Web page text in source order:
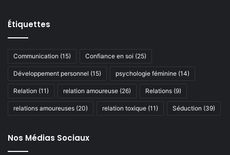
Étiquettes
Communication (15) Confiance en soi (25)
Développement personnel (15) psychologie féminine (14)
Relation (11) relation amoureuse (26) Relations (9)
relations amoureuses (20) relation toxique (11) Séduction (39)
Nos Médias Sociaux